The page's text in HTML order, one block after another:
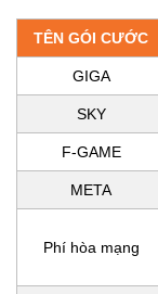
TÊN GÓI CƯỚC
GIGA
SKY
F-GAME
META
Phí hòa mạng